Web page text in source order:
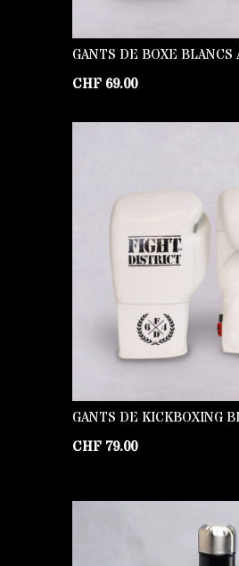
GANTS DE BOXE BLANCS
CHF 69.00
GANTS DE KICKBOXING
CHF 79.00